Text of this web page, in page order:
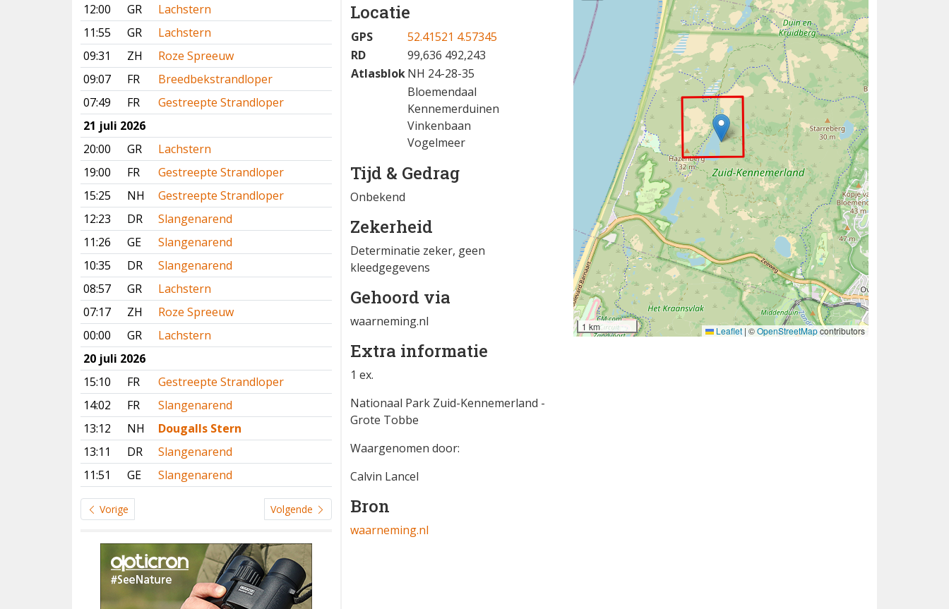
12:00
GR
Lachstern
11:55
GR
Lachstern
09:31
ZH
Roze Spreeuw
09:07
FR
Breedbekstrandloper
07:49
FR
Gestreepte Strandloper
21 juli 2026
20:00
GR
Lachstern
19:00
FR
Gestreepte Strandloper
15:25
NH
Gestreepte Strandloper
12:23
DR
Slangenarend
11:26
GE
Slangenarend
10:35
DR
Slangenarend
08:57
GR
Lachstern
07:17
ZH
Roze Spreeuw
00:00
GR
Lachstern
20 juli 2026
15:10
FR
Gestreepte Strandloper
14:02
FR
Slangenarend
13:12
NH
Dougalls Stern
13:11
DR
Slangenarend
11:51
GE Slangenarend
Vorige Volgende
Locatie
GPS
52.41521 4.57345
RD
99,636 492,243
AtlasblokNH 24-28-35
Bloemendaal
Kennemerduinen
Vinkenbaan
Vogelmeer
Tijd & Gedrag
Onbekend
Zekerheid
Determinatie zeker, geen
kleedgegevens
Gehoord via
waarneming.nl
Extra informatie
1 ex.
Nationaal Park Zuid-Kennemerland -
Grote Tobbe
Waargenomen door:
Calvin Lancel
Bron
waarneming.nl
1 km Leaflet | ©OpenStreetMapcontributors